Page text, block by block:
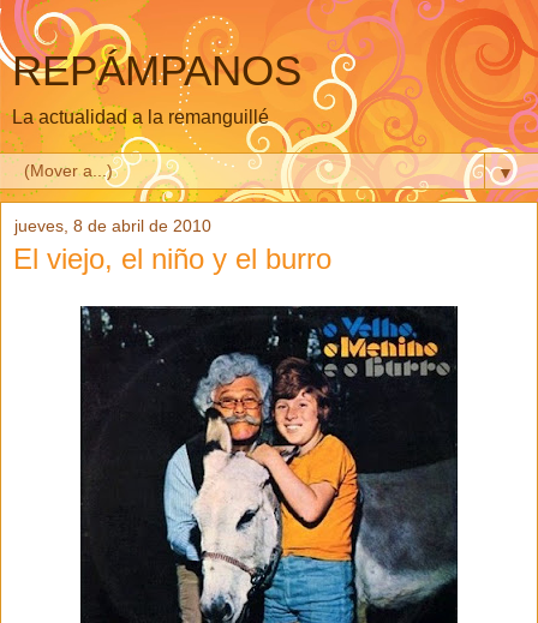
REPÁMPANOS
La actualidad a la remanguillé
▼
jueves, 8 de abril de 2010
El viejo, el niño y el burro